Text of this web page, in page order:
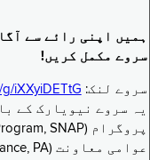
سروے مکمل کریں!
سروے لنک: iXXyiDETtG
یہ سروے نیویارک کے